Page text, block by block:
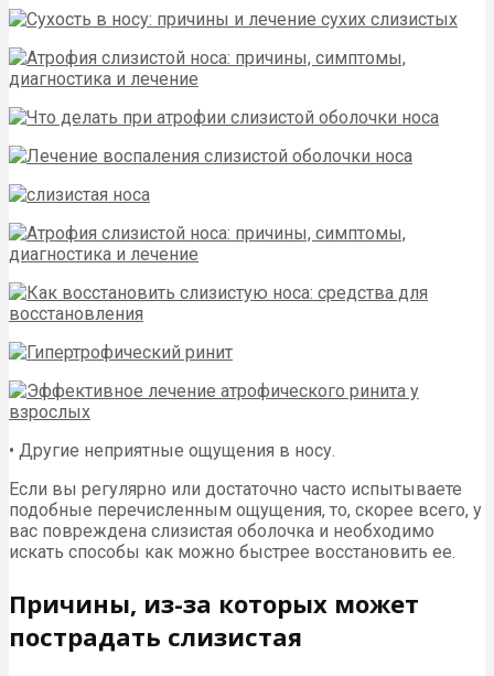
• Другие неприятные ощущения в носу.
Если вы регулярно или достаточно часто испытываете
подобные перечисленным ощущения, то, скорее всего, у
вас повреждена слизистая оболочка и необходимо
искать способы как можно быстрее восстановить ее.
Причины, из-за которых может
пострадать слизистая